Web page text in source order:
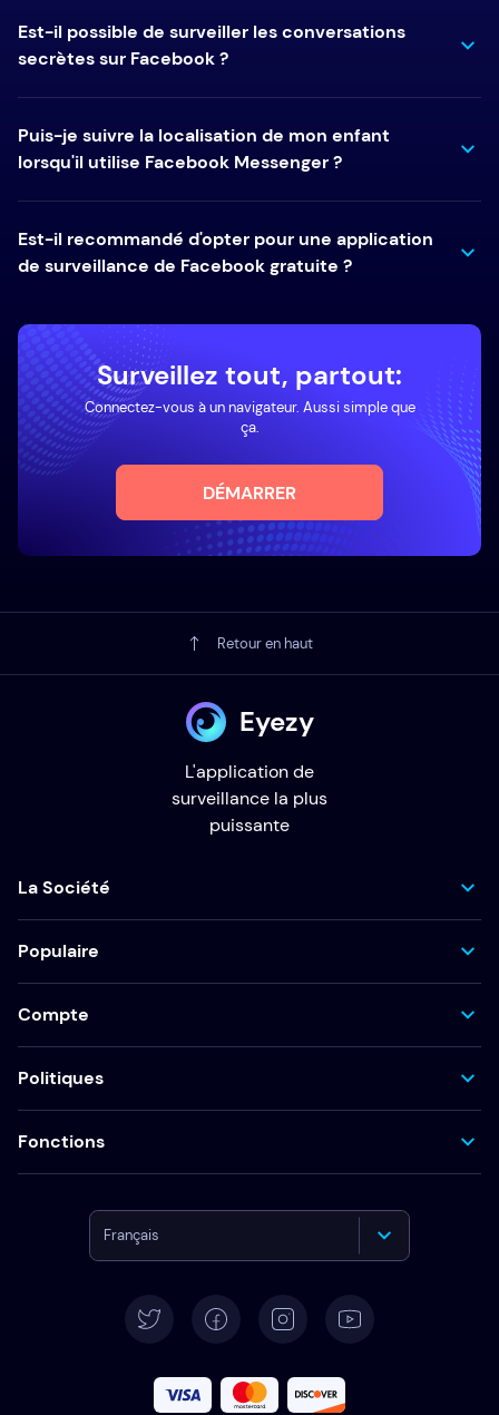
Est-il possible de surveiller les conversations
secrètes sur Facebook ?
Puis-je suivre la localisation de mon enfant
lorsqu'il utilise Facebook Messenger ?
Est-il recommandé d'opter pour une application
de surveillance de Facebook gratuite ?
Surveillez tout, partout:
Connectez-vous à un navigateur. Aussi simple que
ça.
DÉMARRER
Retour en haut
Eyezy
L'application de
surveillance la plus
puissante
La Société
Populaire
Compte
Politiques
Fonctions
Français
Deutsch
Español